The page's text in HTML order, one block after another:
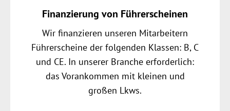
Finanzierung von Führerscheinen
Wir finanzieren unseren Mitarbeitern
Führerscheine der folgenden Klassen: B, C
und CE. In unserer Branche erforderlich:
das Vorankommen mit kleinen und
großen Lkws.